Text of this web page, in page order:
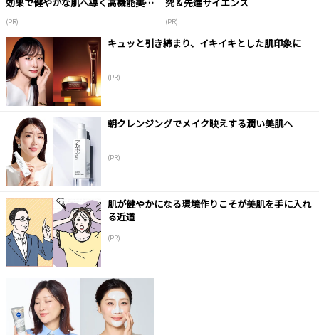
(PR) (PR)
キュッと引き締まり、イキイキとした肌印象に
(PR)
朝クレンジングでメイク映えする潤い美肌へ
(PR)
肌が健やかになる環境作りこそが美肌を手に入れ
る近道
(PR)